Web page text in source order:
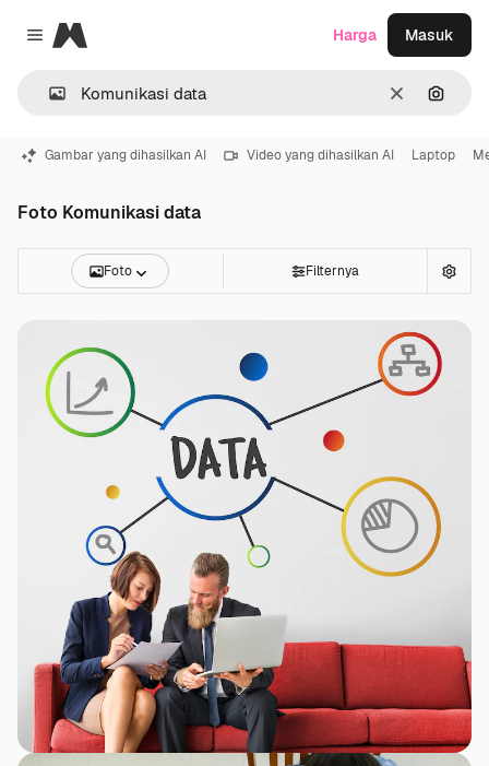
Close menu
Magnific
Jernih
Harga Masuk
Gambar yang dihasilkan AI Video yang dihasilkan AI Laptop
Foto Komunikasi data
Foto Filternya